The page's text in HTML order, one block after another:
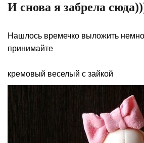
И снова я забрела
Нашлось времечко выложить
принимайте
кремовый веселый с зайкой